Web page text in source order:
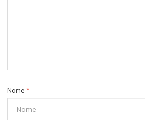
Name *